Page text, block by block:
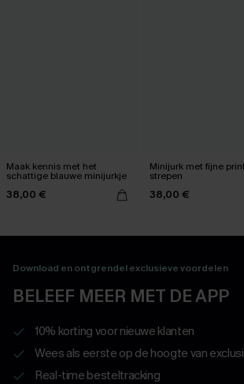
Maak kennis met het
schattige blauwe minijurkje
38,00 €
Minijurk met fijne
strepen
38,00 €
Download en ontgrendel exclusieve voordelen
BELEEF MEER MET DE APP
10% korting voor nieuwe klanten
Wees als eerste op de hoogte van
Real-time besteltracking